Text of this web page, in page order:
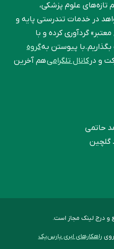
تازه‌های علوم پزشکی،
در خدمات تندرستی پایه و
گردآوری کرده و با
بگذاریم.با پیوستن بهگروه
و درکانال تلگرامیهم آخرین
حاتمی
گلچین
و درج لینک مجاز است.
راهکارهای ابری پارس‌پک